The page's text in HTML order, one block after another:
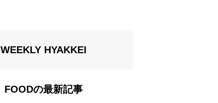
WEEKLY HYAKKEI
FOODの最新記事